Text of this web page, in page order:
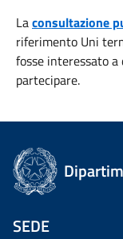
Laconsultazione
riferimento Uni
fosse interessato
partecipare.
SEDE